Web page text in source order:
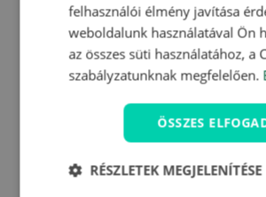
felhasználói élmény javítása
weboldalunk használatával Ön
az összes süti használatához, a
szabályzatunknak megfelelően.
ÖSSZES
RÉSZLETEK MEGJELENÍTÉSE